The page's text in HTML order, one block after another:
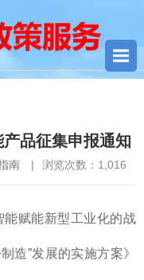
品征集申报通知
南 | 浏览次数： 1,016
赋能新型工业化的战
造”发展的实施方案》